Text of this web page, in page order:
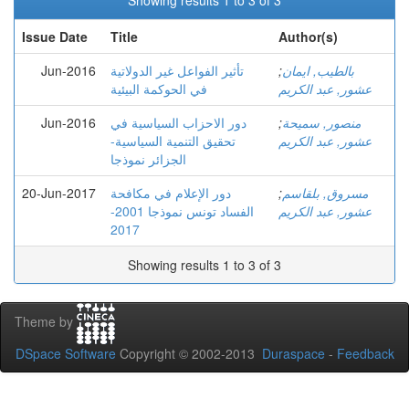
Issue Date
Title
Author(s)
Jun-2016
تأثير الفواعل غير الدولاتية
في الحوكمة البيئية
بالطيب, ايمان;
عشور, عبد الكريم
Jun-2016
دور الاحزاب السياسية في
تحقيق التنمية السياسية-
الجزائر نموذجا
منصور, سميحة;
عشور, عبد الكريم
20-Jun-2017
دور الإعلام في مكافحة
الفساد تونس نموذجا 2001-
2017
مسروق, بلقاسم;
عشور, عبد الكريم
Showing results 1 to 3 of 3
Theme by
DSpace Software Copyright © 2002-2013 Duraspace - Feedback